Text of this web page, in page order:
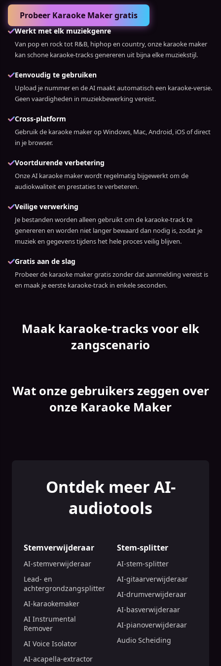
Probeer Karaoke Maker gratis
Werkt met elk muziekgenre
Van pop en rock tot R&B, hiphop en country, onze karaoke maker
kan schone karaoke-tracks genereren uit bijna elke muziekstijl.
Eenvoudig te gebruiken
Upload je nummer en de AI maakt automatisch een karaoke-versie.
Geen vaardigheden in muziekbewerking vereist.
Cross-platform
Gebruik de karaoke maker op Windows, Mac, Android, iOS of direct
in je browser.
Voortdurende verbetering
Onze AI karaoke maker wordt regelmatig bijgewerkt om de
audiokwaliteit en prestaties te verbeteren.
Veilige verwerking
Je bestanden worden alleen gebruikt om de karaoke-track te
genereren en worden niet langer bewaard dan nodig is, zodat je
muziek en gegevens tijdens het hele proces veilig blijven.
Gratis aan de slag
Probeer de karaoke maker gratis zonder dat aanmelding vereist is
en maak je eerste karaoke-track in enkele seconden.
Maak karaoke-tracks voor elk
zangscenario
Wat onze gebruikers zeggen over
onze Karaoke Maker
Ontdek meer AI-
audiotools
Stemverwijderaar
AI-stemverwijderaar
Lead- en
achtergrondzangsplitter
AI-karaokemaker
AI Instrumental
Remover
AI Voice Isolator
AI-acapella-extractor
Stem-splitter
AI-stem-splitter
AI-gitaarverwijderaar
AI-drumverwijderaar
AI-basverwijderaar
AI-pianoverwijderaar
Audio Scheiding